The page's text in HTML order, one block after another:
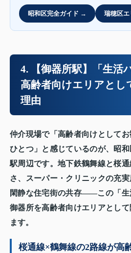
昭和区完全ガイド → 瑞穂区
4. 【御器所駅】「生活
高齢者向けエリアとし
理由
仲介現場で「高齢者向けとして
ひとつ」と感じているのが、昭和
駅周辺です。地下鉄鶴舞線と桜
さ、スーパー・クリニックの充
閑静な住宅街の共存——この「生
御器所を高齢者向けエリアとし
ます。
桜通線×鶴舞線の2路線が高